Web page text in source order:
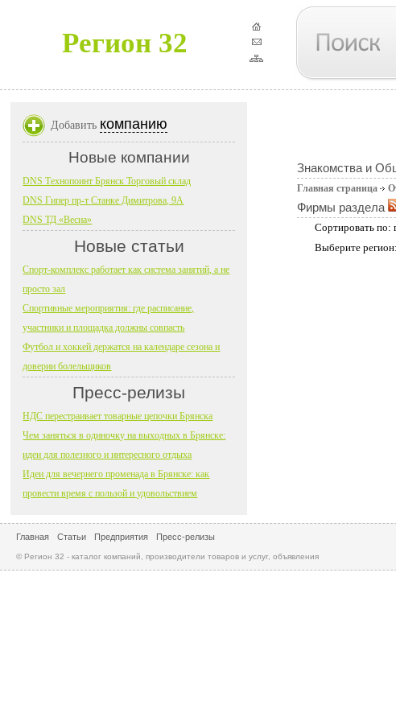
Регион 32
Знакомства и
Главная страница
Фирмы раздела
Сортировать по:
Выберите регион:
Добавить компанию
Новые компании
DNS Технопоинт Брянск Торговый склад
DNS Гипер пр-т Станке Димитрова, 9А
DNS ТД «Весна»
Новые статьи
Спорт-комплекс работает как система занятий, а не
просто зал
Спортивные мероприятия: где расписание,
участники и площадка должны совпасть
Футбол и хоккей держатся на календаре сезона и
доверии болельщиков
Пресс-релизы
НДС перестраивает товарные цепочки Брянска
Чем заняться в одиночку на выходных в Брянске:
идеи для полезного и интересного отдыха
Идеи для вечернего променада в Брянске: как
провести время с пользой и удовольствием
Главная Статьи Предприятия Пресс-релизы
© Регион 32 - каталог компаний, производители товаров и услуг, объявления